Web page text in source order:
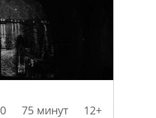
75 минут 12+